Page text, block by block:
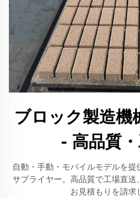
ブロック製造機
- 高品質
自動・手動・モバイルモデルを
サプライヤー。高品質で工場直
お見積もりを請求